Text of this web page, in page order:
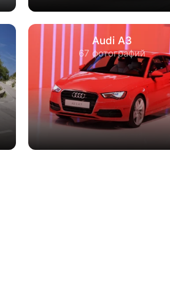
Audi A3
67 фотографий